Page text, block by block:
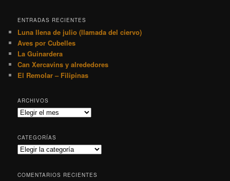
ENTRADAS RECIENTES
Luna llena de julio (llamada del ciervo)
Aves por Cubelles
La Guinardera
Can Xercavins y alrededores
El Remolar – Filipinas
ARCHIVOS
Archivos
CATEGORÍAS
Categorías
COMENTARIOS RECIENTES